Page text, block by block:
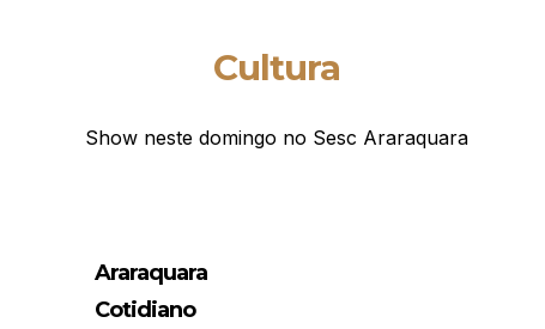
Cultura
Show neste domingo no Sesc Araraquara
Araraquara
Cotidiano